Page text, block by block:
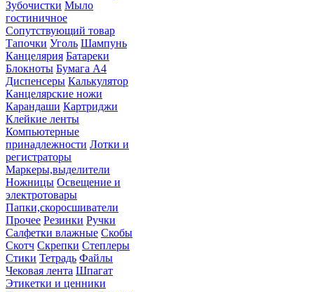
Зубочистки Мыло
гостиничное
Сопутствующий товар
Тапочки Уголь Шампунь
Канцелярия Батареки
Блокноты Бумага А4
Диспенсеры Калькулятор
Канцелярские ножи
Карандаши Картриджи
Клейкие ленты
Компьютерные
принадлежности Лотки и
регистраторы
Маркеры,выделители
Ножницы Освещение и
электротовары
Папки,скоросшиватели
Прочее Резинки Ручки
Салфетки влажные Скобы
Скотч Скрепки Степлеры
Стики Тетрадь Файлы
Чековая лента Шпагат
Этикетки и ценники